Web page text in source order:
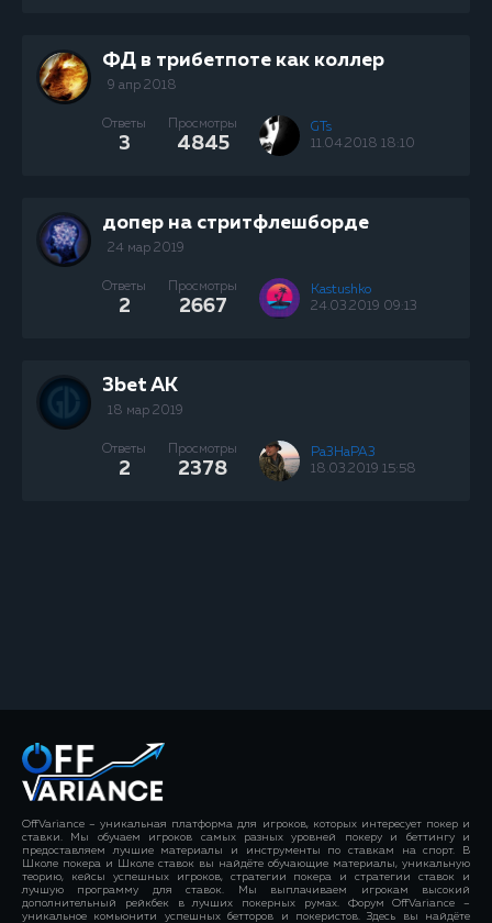
ФД в трибетпоте как коллер
9 апр 2018
Ответы
3
Просмотры
4845
GTs
11.04.2018 18:10
допер на стритфлешборде
24 мар 2019
Ответы
2
Просмотры
2667
Kastushko
24.03.2019 09:13
3bet AK
18 мар 2019
Ответы
2
Просмотры
2378
Pa3HaPA3
18.03.2019 15:58
OffVariance – уникальная платформа для игроков, которых интересует покер и
ставки. Мы обучаем игроков самых разных уровней покеру и беттингу и
предоставляем лучшие материалы и инструменты по ставкам на спорт. В
Школе покера и Школе ставок вы найдёте обучающие материалы, уникальную
теорию, кейсы успешных игроков, стратегии покера и стратегии ставок и
лучшую программу для ставок. Мы выплачиваем игрокам высокий
дополнительный рейкбек в лучших покерных румах. Форум OffVariance –
уникальное комьюнити успешных бетторов и покеристов. Здесь вы найдёте